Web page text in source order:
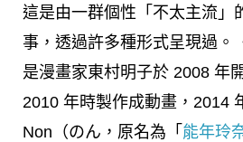
這是由一群個性「不太主流」
事，透過許多種形式呈現過。
是漫畫家東村明子於 2008 年
2010 年時製作成動畫，2014
Non（のん，原名為「 能年玲